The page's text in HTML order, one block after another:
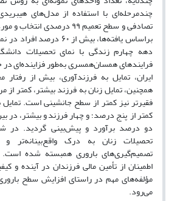
چندمرحله‌ای با استفاده از مدل‌های
تصادفی و سطح تعمیم ۹۹ درصدی
براساس یافته‌ها، بیش از ۶۰
دهه چهارم زندگی با نمای تحصیلات
فرایند‌های همسان‌همسری به‌طور فزاینده‌ای
ایران، تمایل به فرزندآوری، بیش از
همچنین، تمایل زنان به فرزند بیشتر، کمتر
فقیرتر نیز کمتر از سطح جانشینی است.
کمتر از پنج درصد؛ و چهار فرزند و بیشتر، در
دو درصد برآورد و پیش‌بینی گردید. در
تحصیلات زنان به درک واقع‌بینانه‌تر و
تصمیم‌گیری‌های باروری همبسته شده است.
اطمینان از تأمین مالی فرزندان در آینده و
مؤلفه‌های مهم در راستای افزایش سطح
می‌رود.